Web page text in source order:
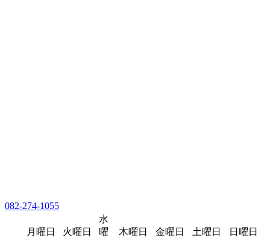
082-274-1055
月曜日 火曜日
水
曜
木曜日 金曜日 土曜日 日曜日